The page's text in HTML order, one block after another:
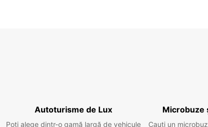
Autoturisme de Lux
Poți alege dintr-o gamă largă de vehicule
Microbuze
Cauți un